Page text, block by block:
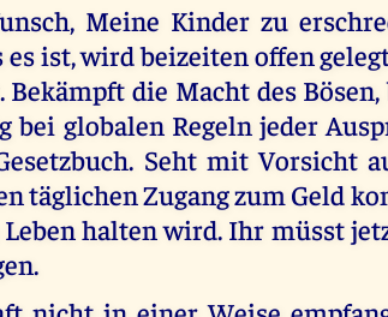
Meine Kinder zu
ist, wird beizeiten offen
die Macht des
bei globalen Regeln jeder
Seht mit Vorsicht
täglichen Zugang zum Geld
halten wird. Ihr müsst